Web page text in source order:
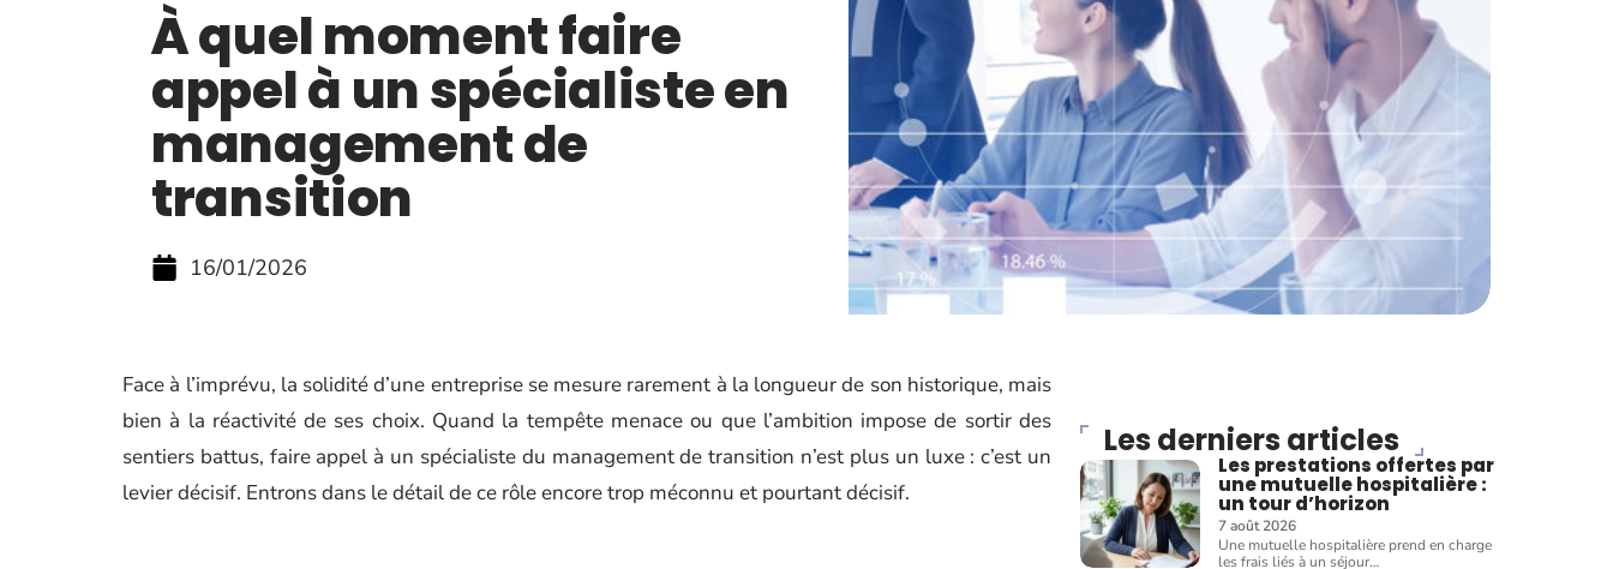
À quel moment faire
appel à un spécialiste en
management de
transition
16/01/2026
Face à l’imprévu, la solidité d’une entreprise se mesure rarement à la longueur de son historique, mais
bien à la réactivité de ses choix. Quand la tempête menace ou que l’ambition impose de sortir des
sentiers battus, faire appel à un spécialiste du management de transition n’est plus un luxe : c’est un
levier décisif. Entrons dans le détail de ce rôle encore trop méconnu et pourtant décisif.
Les derniers articles
Les prestations offertes par
une mutuelle hospitalière :
un tour d’horizon
7 août 2026
Une mutuelle hospitalière prend en charge
les frais liés à un séjour…